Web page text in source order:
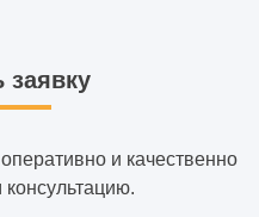
заявку
и качественно